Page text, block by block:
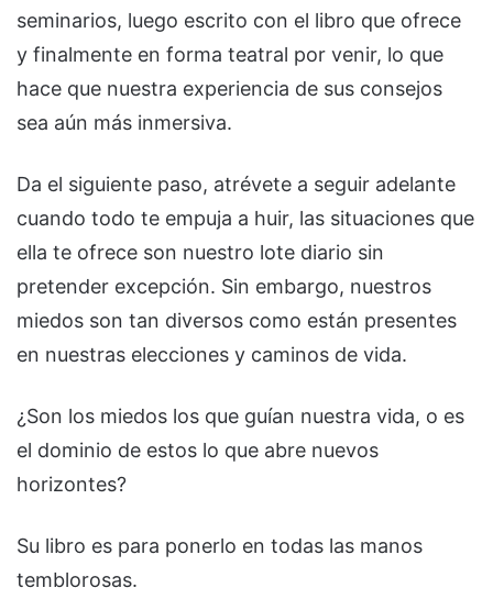
seminarios, luego escrito con el libro que ofrece
y finalmente en forma teatral por venir, lo que
hace que nuestra experiencia de sus consejos
sea aún más inmersiva.
Da el siguiente paso, atrévete a seguir adelante
cuando todo te empuja a huir, las situaciones que
ella te ofrece son nuestro lote diario sin
pretender excepción. Sin embargo, nuestros
miedos son tan diversos como están presentes
en nuestras elecciones y caminos de vida.
¿Son los miedos los que guían nuestra vida, o es
el dominio de estos lo que abre nuevos
horizontes?
Su libro es para ponerlo en todas las manos
temblorosas.